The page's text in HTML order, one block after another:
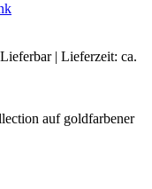
Lieferbar | Lieferzeit: ca.
auf goldfarbener